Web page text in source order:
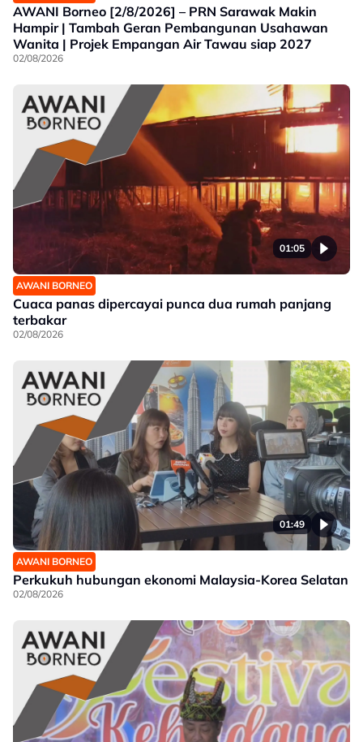
AWANI Borneo [2/8/2026] – PRN Sarawak Makin
Hampir | Tambah Geran Pembangunan Usahawan
Wanita | Projek Empangan Air Tawau siap 2027
02/08/2026
01:05
AWANI BORNEO
Cuaca panas dipercayai punca dua rumah panjang
terbakar
02/08/2026
01:49
AWANI BORNEO
Perkukuh hubungan ekonomi Malaysia-Korea Selatan
02/08/2026